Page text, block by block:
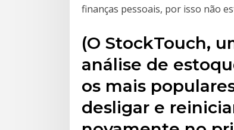
finanças pessoais, por isso não
(O StockTouch,
análise de
os mais
desligar e